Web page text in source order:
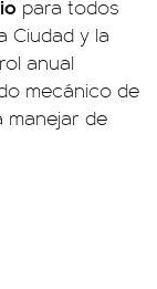
para todos
Ciudad y la
anual
mecánico de
manejar de